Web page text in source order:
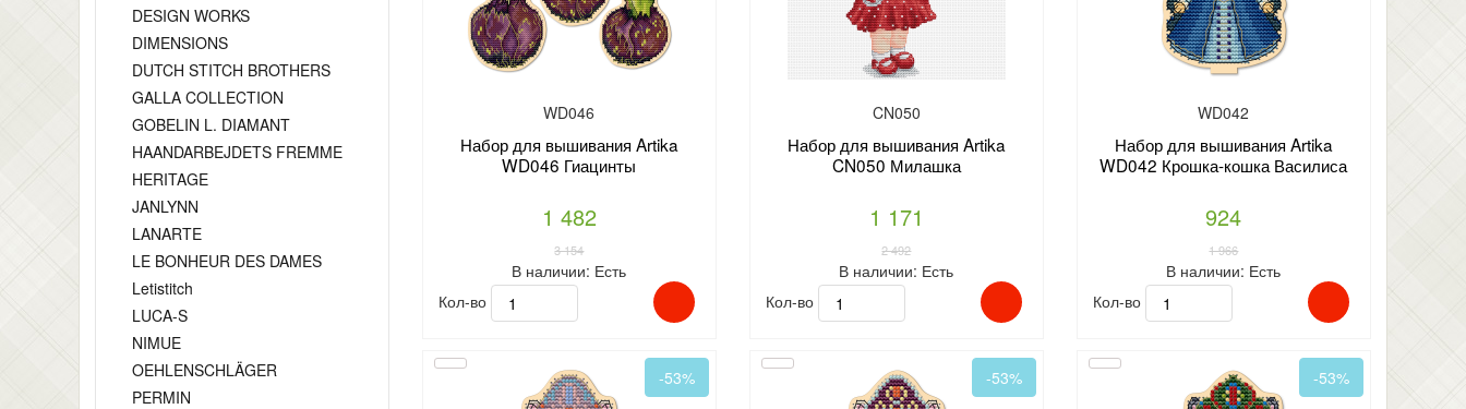
DESIGN WORKS
DIMENSIONS
DUTCH STITCH BROTHERS
GALLA COLLECTION
GOBELIN L. DIAMANT
HAANDARBEJDETS FREMME
HERITAGE
JANLYNN
LANARTE
LE BONHEUR DES DAMES
Letistitch
LUCA-S
NIMUE
OEHLENSCHLÄGER
PERMIN
WD046
Набор для вышивания Artika
WD046 Гиацинты
1 482
3 154
В наличии: Есть
Кол-во
CN050
Набор для вышивания Artika
CN050 Милашка
1 171
2 492
В наличии: Есть
Кол-во
WD042
Набор для вышивания Artika
WD042 Крошка-кошка Василиса
924
1 966
В наличии: Есть
Кол-во
-53% -53% -53%